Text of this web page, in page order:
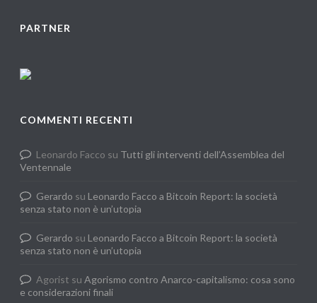
PARTNER
COMMENTI RECENTI
Leonardo Facco su Tutti gli interventi dell’Assemblea del
Ventennale
Gerardo su Leonardo Facco a Bitcoin Report: la società
senza stato non è un’utopia
Gerardo su Leonardo Facco a Bitcoin Report: la società
senza stato non è un’utopia
Agorist suAgorismo contro Anarco-capitalismo: cosa sono
e considerazioni finali